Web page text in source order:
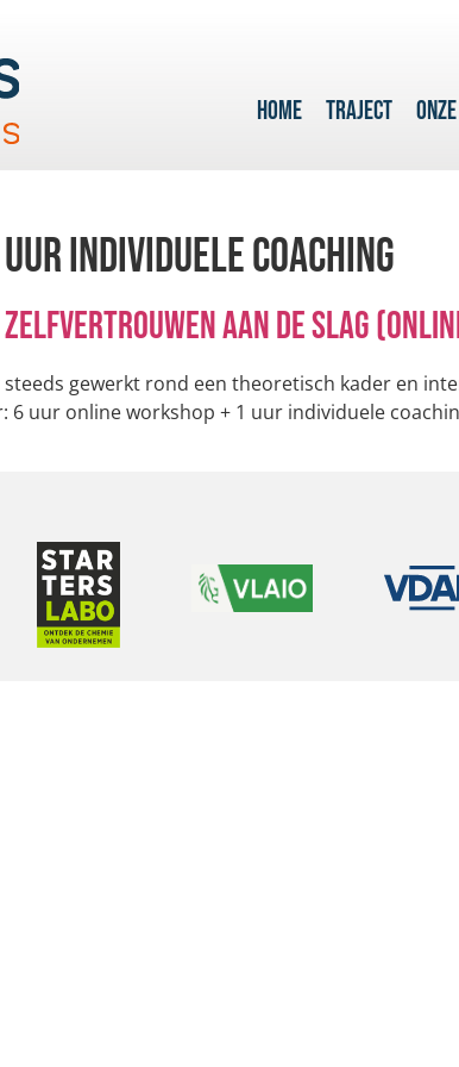
HOME TRAJECT
individuele coaching
aan de slag
gewerkt rond een theoretisch kader en
uur online workshop + 1 uur individuele